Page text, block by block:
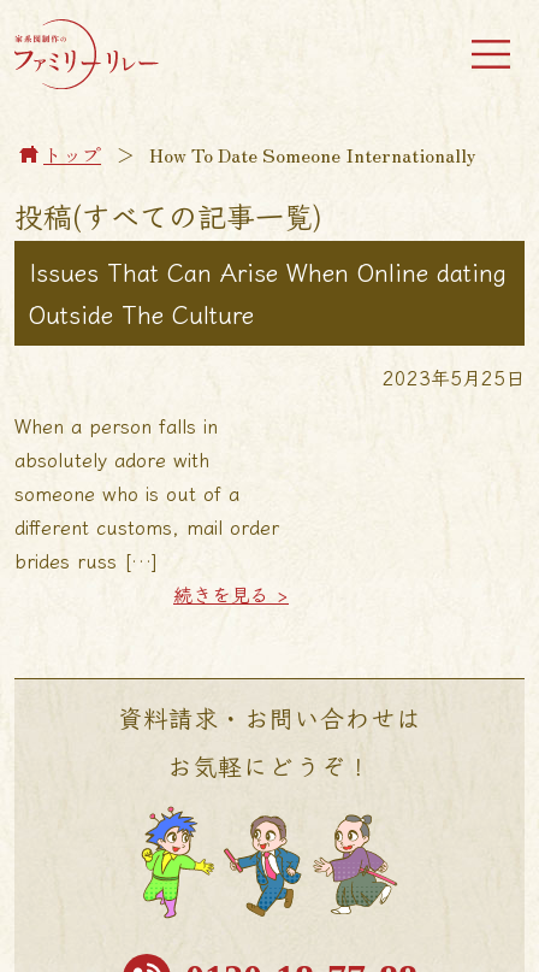
トップ ＞ How To Date Someone Internationally
投稿(すべての記事一覧)
Issues That Can Arise When Online dating
Outside The Culture
2023年5月25日
When a person falls in
absolutely adore with
someone who is out of a
different customs, mail order
brides russ […]
続きを見る >
資料請求・お問い合わせは
お気軽にどうぞ！